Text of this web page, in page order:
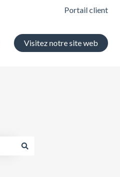
Portail client
Visitez notre site web